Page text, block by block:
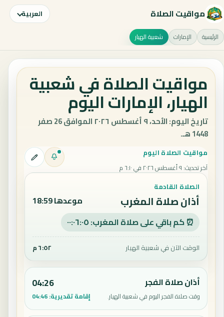
مواقيت الصلاة العربية
الرئيسية الإمارات شعبية الهيار
مواقيت الصلاة في شعبية
الهيار، الإمارات اليوم
تاريخ اليوم: الأحد، ٩ أغسطس ٢٠٢٦ الموافق 26 صفر
1448 هـ.
مواقيت الصلاة اليوم
آخر تحديث: ٩ أغسطس ٢٠٢٦ في ٦:١٠ م
الصلاة القادمة
أذان صلاة المغرب موعدها 18:59
⏰ كم باقي على صلاة المغرب: ٠٠:٠٦:٠٤
الوقت الآن في شعبية الهيار ٦:٥٢ م
أذان صلاة الفجر
وقت صلاة الفجر اليوم في شعبية الهيار.
04:26
إقامة تقديرية:04:46